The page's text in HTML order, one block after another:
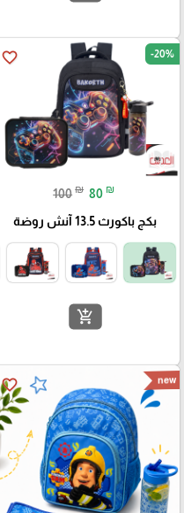
favorite_border -20%
100 ₪ 80 ₪
بكج باكورث 13.5 آنش روضة
add_shopping_cart
favorite_border new